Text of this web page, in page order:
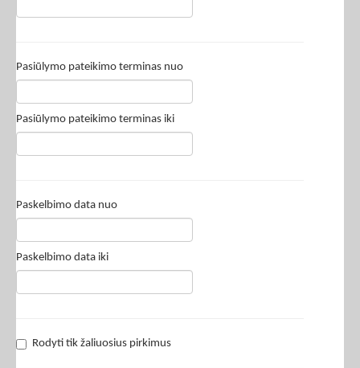
Pasiūlymo pateikimo terminas nuo
Pasiūlymo pateikimo terminas iki
Paskelbimo data nuo
Paskelbimo data iki
Rodyti tik žaliuosius pirkimus